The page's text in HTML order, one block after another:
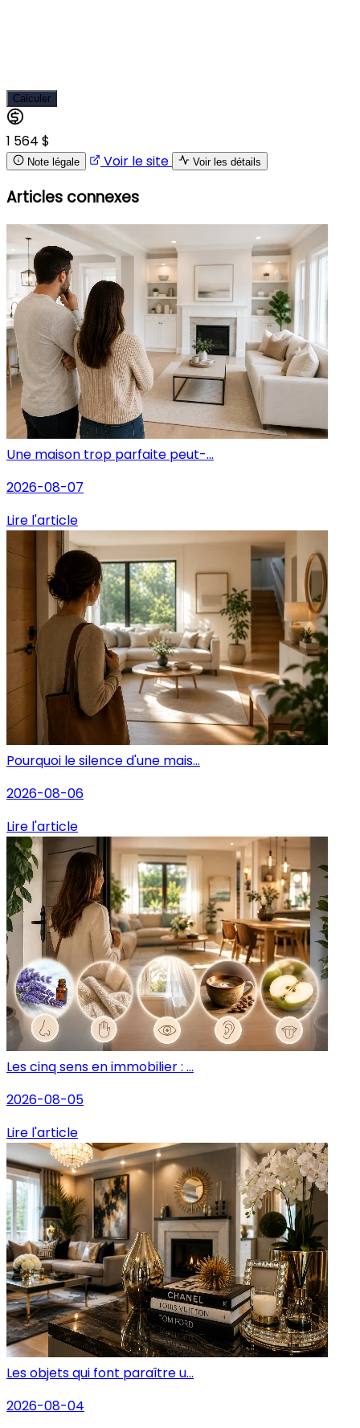
Calculer
1 564 $
Note légale Voir le site Voir les détails
Articles connexes
Une maison trop parfaite peut-...
2026-08-07
Lire l'article
Pourquoi le silence d'une mais...
2026-08-06
Lire l'article
Les cinq sens en immobilier : ...
2026-08-05
Lire l'article
Les objets qui font paraître u...
2026-08-04